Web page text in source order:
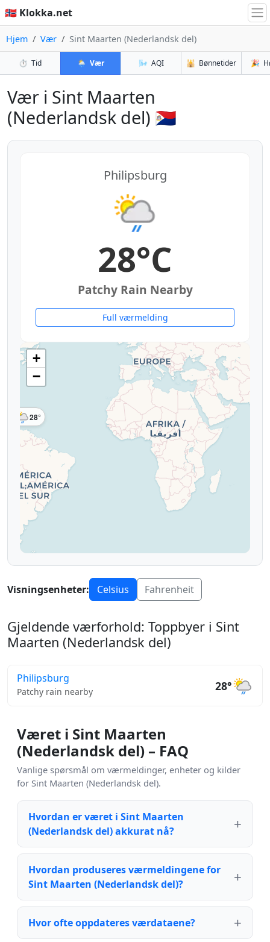
🇳🇴 Klokka.net
Hjem Vær Sint Maarten (Nederlandsk del)
⏱️ Tid 🌦️ Vær 🌬️ AQI 🕌 Bønnetider 🎉
Vær i Sint Maarten
(Nederlandsk del) 🇸🇽
Philipsburg
28°C
Patchy Rain Nearby
Full værmelding
28°
+
−
Visningsenheter: Celsius Fahrenheit
Gjeldende værforhold: Toppbyer i Sint
Maarten (Nederlandsk del)
Philipsburg
Patchy rain nearby 28°
Været i Sint Maarten
(Nederlandsk del) – FAQ
Vanlige spørsmål om værmeldinger, enheter og kilder
for Sint Maarten (Nederlandsk del).
Hvordan er været i Sint Maarten
(Nederlandsk del) akkurat nå?
Hvordan produseres værmeldingene for
Sint Maarten (Nederlandsk del)?
Hvor ofte oppdateres værdataene?